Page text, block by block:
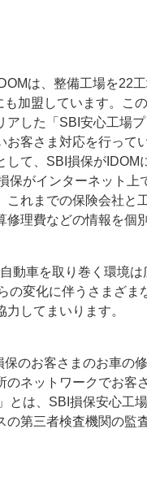
は、整備工場を22
加盟しています。こ
アした「SBI安心工場
客さま対応を行って
して、SBI損保が
保がインターネット
これまでの保険会社と
修理費などの情報を個
動車を取り巻く環境
の変化に伴うさまざ
してまいります。
のお客さまのお車の
ネットワークでお客
は、SBI損保安心工
の第三者検査機関の監